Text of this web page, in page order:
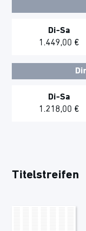
Di-Sa
1.449,00 €
Di-Sa
1.218,00 €
Titelstreifen